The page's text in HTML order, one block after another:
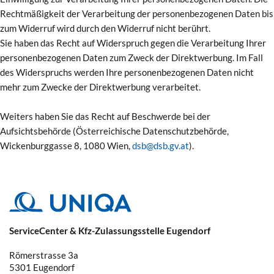
Rechtmäßigkeit der Verarbeitung der personenbezogenen Daten bis
zum Widerruf wird durch den Widerruf nicht berührt.
Sie haben das Recht auf Widerspruch gegen die Verarbeitung Ihrer
personenbezogenen Daten zum Zweck der Direktwerbung. Im Fall
des Widerspruchs werden Ihre personenbezogenen Daten nicht
mehr zum Zwecke der Direktwerbung verarbeitet.
Weiters haben Sie das Recht auf Beschwerde bei der
Aufsichtsbehörde (Österreichische Datenschutzbehörde,
Wickenburggasse 8, 1080 Wien,dsb@dsb.gv.at).
ServiceCenter & Kfz-Zulassungsstelle Eugendorf
Römerstrasse 3a
5301 Eugendorf